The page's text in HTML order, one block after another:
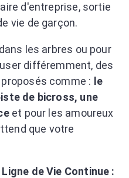
d'entreprise, sortie
vie de garçon.
les arbres ou pour
différemment, des
comme : le
de bicross, une
et pour les amoureux
que votre
de Vie Continue :